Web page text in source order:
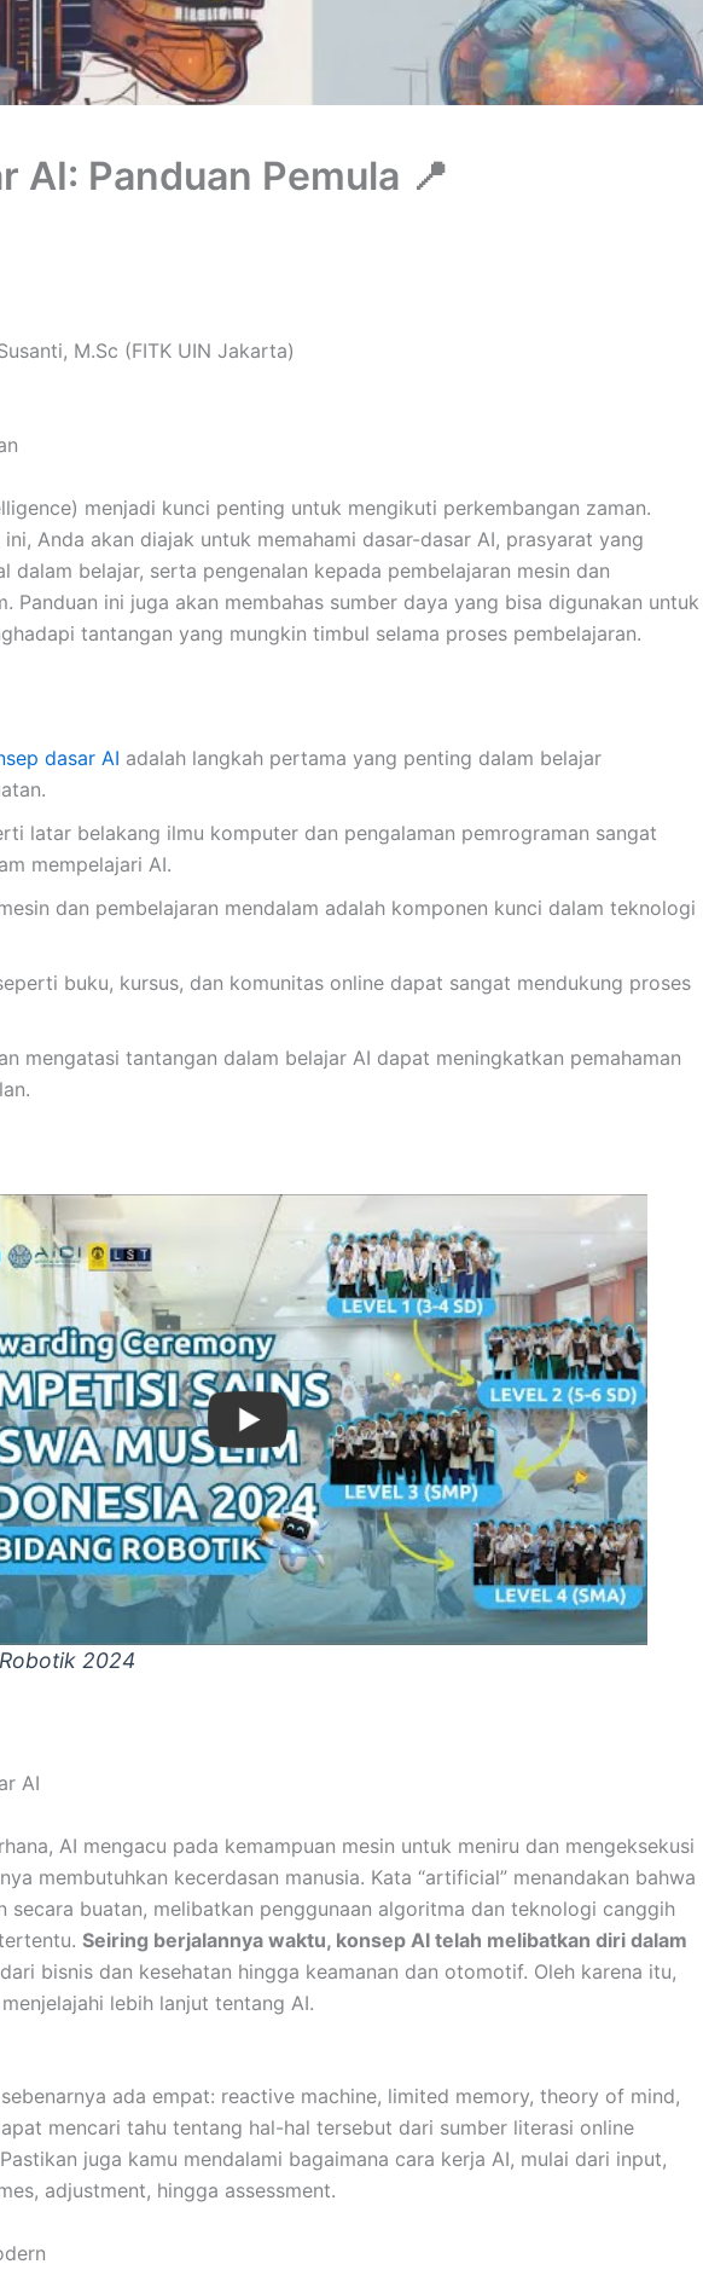
AI: Panduan Pemula 📍
M.Sc (FITK UIN Jakarta)
menjadi kunci penting untuk mengikuti perkembangan zaman.
Anda akan diajak untuk memahami dasar-dasar AI, prasyarat yang
dalam belajar, serta pengenalan kepada pembelajaran mesin dan
Panduan ini juga akan membahas sumber daya yang bisa digunakan untuk
tantangan yang mungkin timbul selama proses pembelajaran.
dasar AI adalah langkah pertama yang penting dalam belajar
latar belakang ilmu komputer dan pengalaman pemrograman sangat
mempelajari AI.
dan pembelajaran mendalam adalah komponen kunci dalam teknologi
buku, kursus, dan komunitas online dapat sangat mendukung proses
mengatasi tantangan dalam belajar AI dapat meningkatkan pemahaman
2024
AI
AI mengacu pada kemampuan mesin untuk meniru dan mengeksekusi
membutuhkan kecerdasan manusia. Kata “artificial” menandakan bahwa
secara buatan, melibatkan penggunaan algoritma dan teknologi canggih
Seiring berjalannya waktu, konsep AI telah melibatkan diri dalam
bisnis dan kesehatan hingga keamanan dan otomotif. Oleh karena itu,
lebih lanjut tentang AI.
ada empat: reactive machine, limited memory, theory of mind,
mencari tahu tentang hal-hal tersebut dari sumber literasi online
juga kamu mendalami bagaimana cara kerja AI, mulai dari input,
adjustment, hingga assessment.